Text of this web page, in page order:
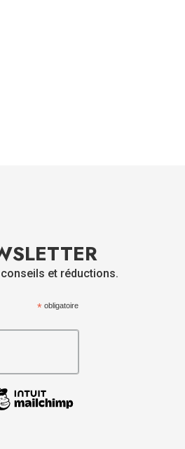
et réductions.
*obligatoire